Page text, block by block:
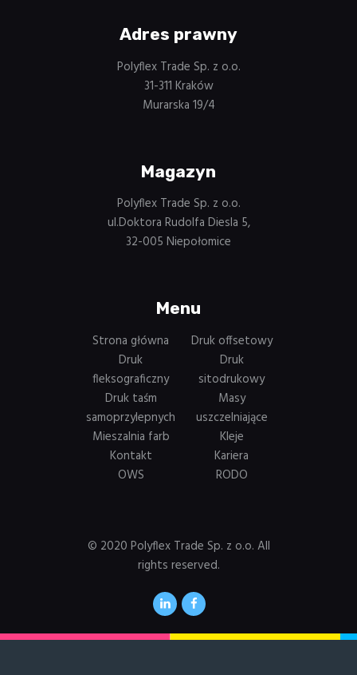
Adres prawny
Polyflex Trade Sp. z o.o.
31-311 Kraków
Murarska 19/4
Magazyn
Polyflex Trade Sp. z o.o.
ul.Doktora Rudolfa Diesla 5,
32-005 Niepołomice
Menu
Strona główna
Druk offsetowy
Druk
fleksograficzny
Druk
sitodrukowy
Druk taśm
samoprzylepnych
Masy
uszczelniające
Mieszalnia farb
Kleje
Kontakt
Kariera
OWS
RODO
© 2020 Polyflex Trade Sp. z o.o. All
rights reserved.